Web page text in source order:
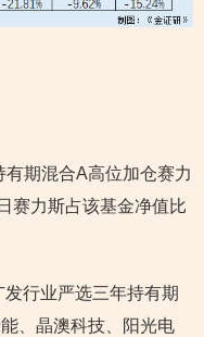
期混合A高位加仓赛力
赛力斯占该基金净值比
行业严选三年持有期
、晶澳科技、阳光电